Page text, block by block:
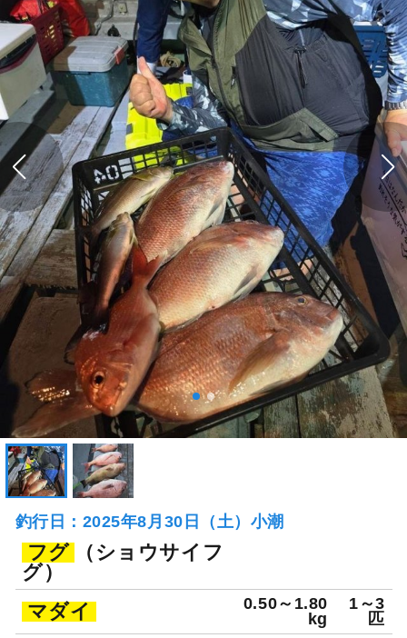
釣行日：2025年8月30日（土）小潮
フグ
（ショウサイフ
グ）
マダイ
0.50～1.80
kg
1～3
匹